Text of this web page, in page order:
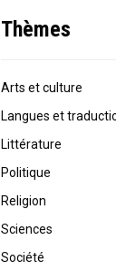
Thèmes
Arts et culture
Langues et
Littérature
Politique
Religion
Sciences
Société